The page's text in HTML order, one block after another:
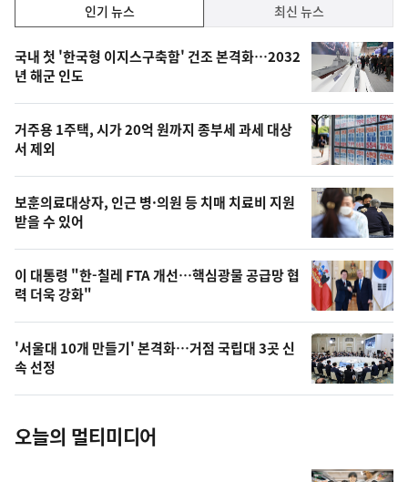
기,
최
신,
오
늘
의
영
상
오
늘
의
사
진
인기 뉴스 최신 뉴스
인
기
뉴
스
국내 첫 '한국형 이지스구축함' 건조 본격화…2032
년 해군 인도
거주용 1주택, 시가 20억 원까지 종부세 과세 대상
서 제외
보훈의료대상자, 인근 병·의원 등 치매 치료비 지원
받을 수 있어
이 대통령 "한-칠레 FTA 개선…핵심광물 공급망 협
력 더욱 강화"
'서울대 10개 만들기' 본격화…거점 국립대 3곳 신
속 선정
오늘의 멀티미디어